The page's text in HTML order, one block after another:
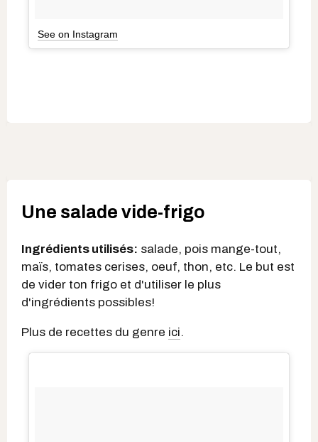
See on Instagram
Une salade vide-frigo
Ingrédients utilisés: salade, pois mange-tout,
maïs, tomates cerises, oeuf, thon, etc. Le but est
de vider ton frigo et d'utiliser le plus
d'ingrédients possibles!
Plus de recettes du genre ici.